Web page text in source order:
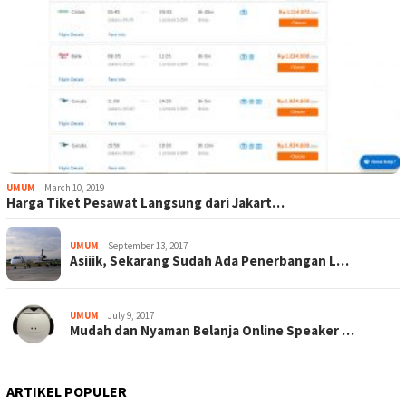
UMUM March 10, 2019
Harga Tiket Pesawat Langsung dari Jakart…
UMUM September 13, 2017
Asiiik, Sekarang Sudah Ada Penerbangan L…
UMUM July 9, 2017
Mudah dan Nyaman Belanja Online Speaker …
ARTIKEL POPULER